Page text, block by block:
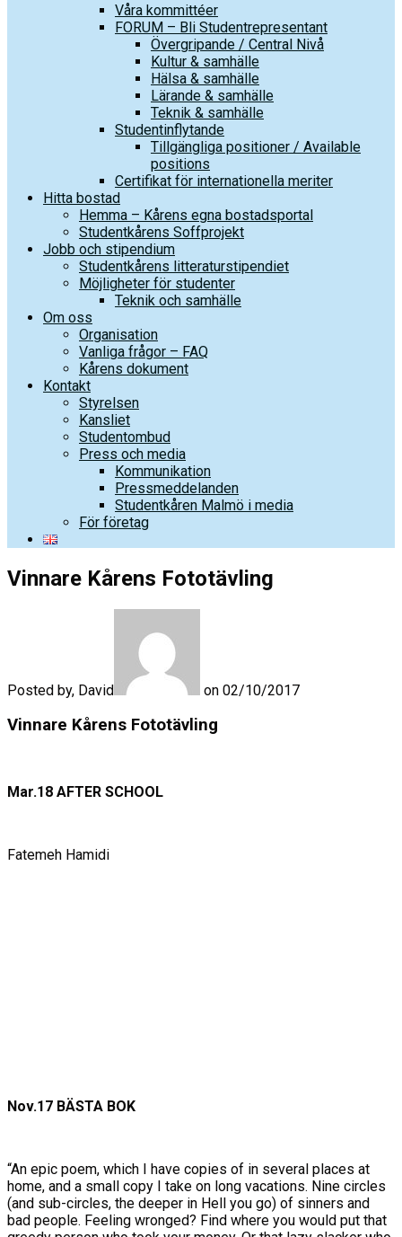
Våra kommittéer
FORUM – Bli Studentrepresentant
Övergripande / Central Nivå
Kultur & samhälle
Hälsa & samhälle
Lärande & samhälle
Teknik & samhälle
Studentinflytande
Tillgängliga positioner / Available
positions
Certifikat för internationella meriter
Hitta bostad
Hemma – Kårens egna bostadsportal
Studentkårens Soffprojekt
Jobb och stipendium
Studentkårens litteraturstipendiet
Möjligheter för studenter
Teknik och samhälle
Om oss
Organisation
Vanliga frågor – FAQ
Kårens dokument
Kontakt
Styrelsen
Kansliet
Studentombud
Press och media
Kommunikation
Pressmeddelanden
Studentkåren Malmö i media
För företag
Vinnare Kårens Fototävling
Posted by, David on 02/10/2017
Vinnare Kårens Fototävling
Mar.18 AFTER SCHOOL
Fatemeh Hamidi
Nov.17 BÄSTA BOK
“An epic poem, which I have copies of in several places at
home, and a small copy I take on long vacations. Nine circles
(and sub-circles, the deeper in Hell you go) of sinners and
bad people. Feeling wronged? Find where you would put that